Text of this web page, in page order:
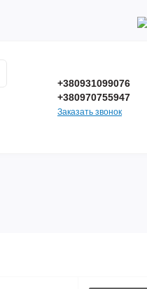
+380931099076
+380970755947
Заказать звонок